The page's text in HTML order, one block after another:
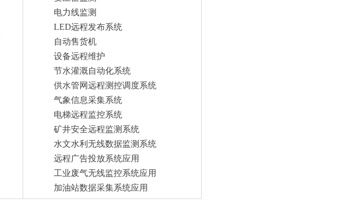
电力线监测
LED远程发布系统
自动售货机
设备远程维护
节水灌溉自动化系统
供水管网远程测控调度系统
气象信息采集系统
电梯远程监控系统
矿井安全远程监测系统
水文水利无线数据监测系统
远程广告投放系统应用
工业废气无线监控系统应用
加油站数据采集系统应用